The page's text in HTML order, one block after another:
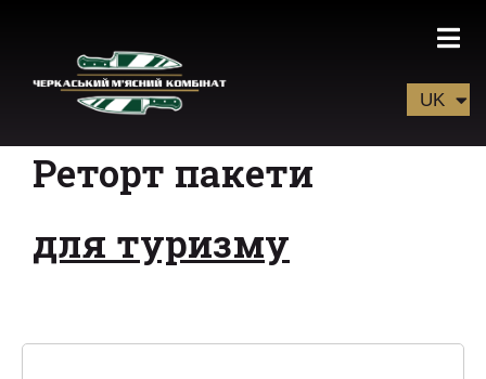
UK
EN
Реторт пакети
для туризму